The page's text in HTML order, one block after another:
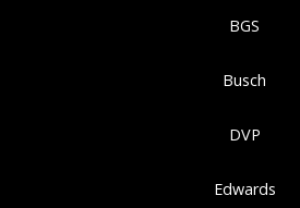
BGS
Busch
DVP
Edwards